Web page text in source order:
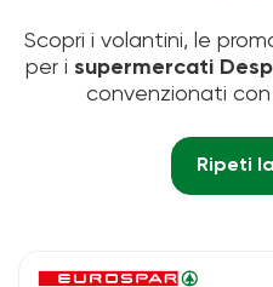
Scopri i volantini, le
per i supermercati
convenzionati con
Ripeti